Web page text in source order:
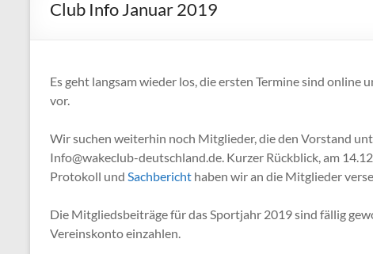
Club Info Januar 2019
Es geht langsam wieder los, die ersten Termine sind online
vor.
Wir suchen weiterhin noch Mitglieder, die den Vorstand
Info@wakeclub-deutschland.de. Kurzer Rückblick, am
Protokoll und Sachbericht haben wir an die Mitglieder
Die Mitgliedsbeiträge für das Sportjahr 2019 sind fällig
Vereinskonto einzahlen.